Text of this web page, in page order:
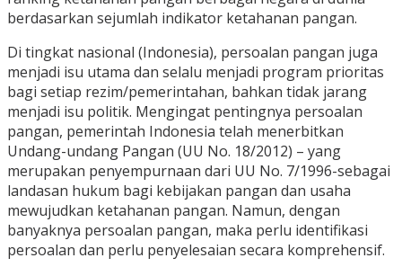
berdasarkan sejumlah indikator ketahanan pangan.
Di tingkat nasional (Indonesia), persoalan pangan juga
menjadi isu utama dan selalu menjadi program prioritas
bagi setiap rezim/pemerintahan, bahkan tidak jarang
menjadi isu politik. Mengingat pentingnya persoalan
pangan, pemerintah Indonesia telah menerbitkan
Undang-undang Pangan (UU No. 18/2012) – yang
merupakan penyempurnaan dari UU No. 7/1996-sebagai
landasan hukum bagi kebijakan pangan dan usaha
mewujudkan ketahanan pangan. Namun, dengan
banyaknya persoalan pangan, maka perlu identifikasi
persoalan dan perlu penyelesaian secara komprehensif.